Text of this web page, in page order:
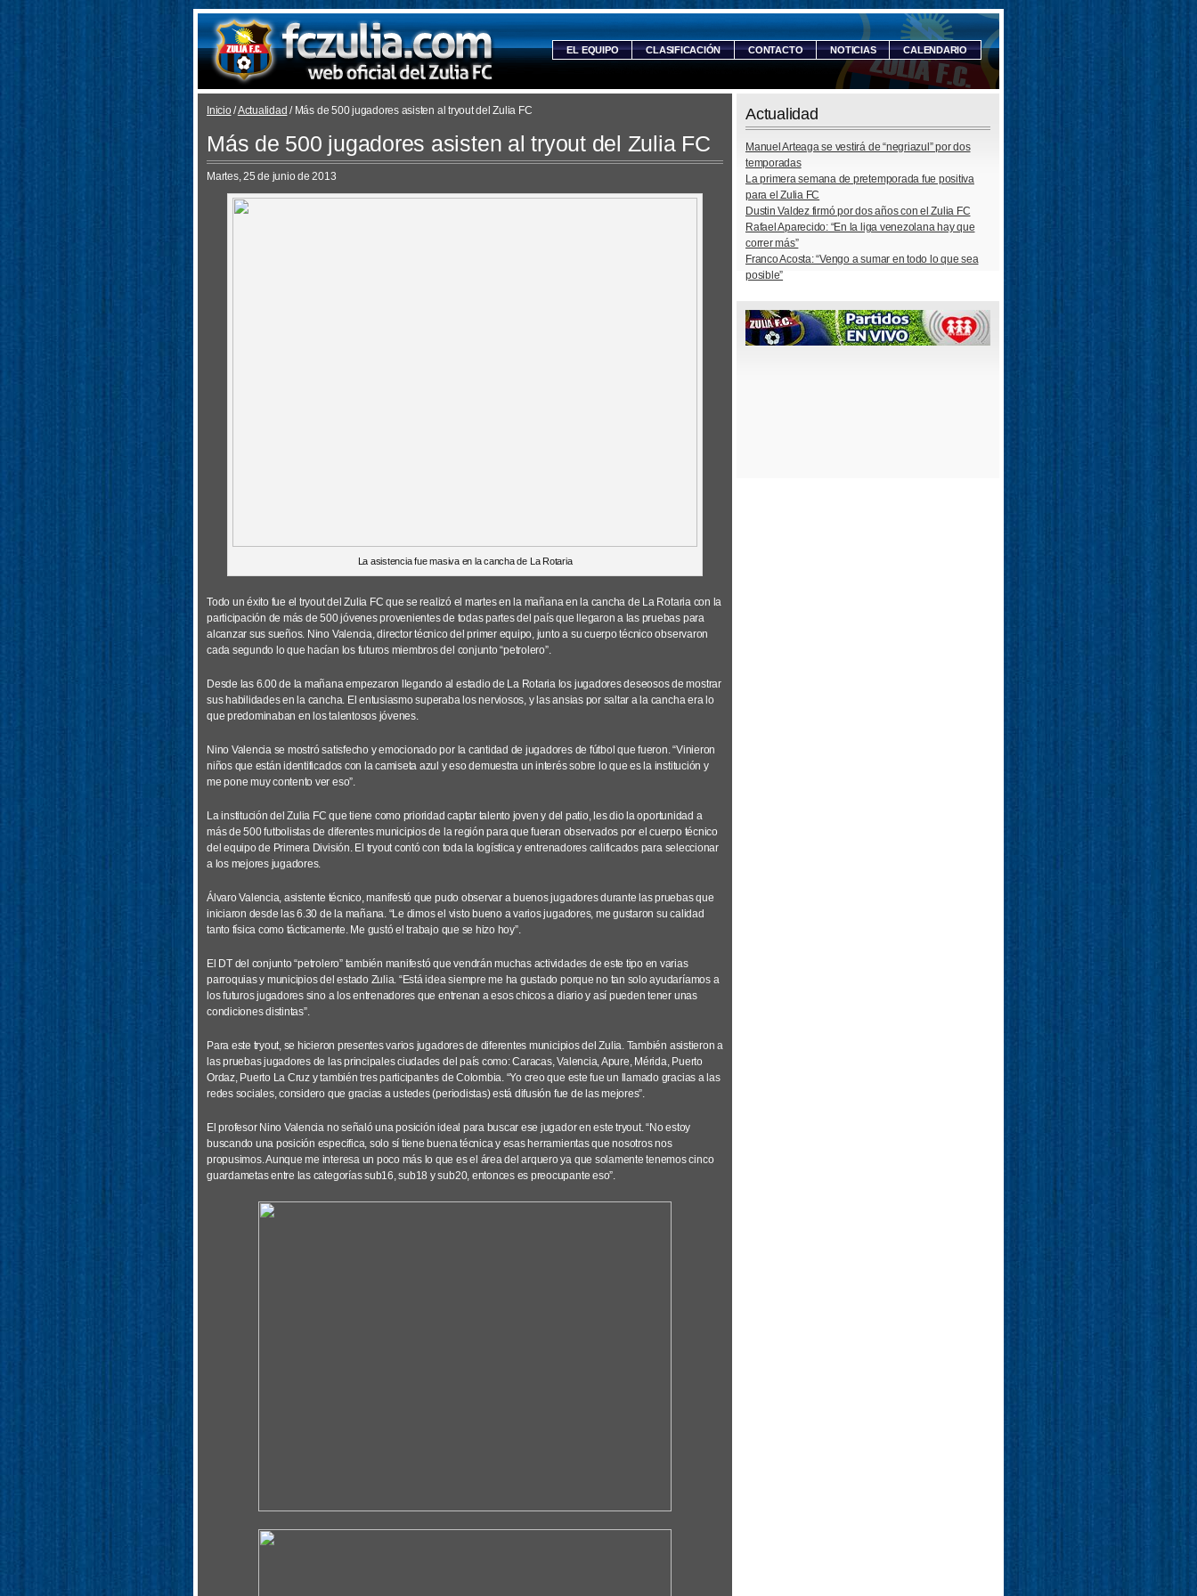
EL EQUIPO CLASIFICACIÓN CONTACTO NOTICIAS CALENDARIO
Inicio/Actualidad / Más de 500 jugadores asisten al tryout del Zulia FC
Más de 500 jugadores asisten al tryout del Zulia FC
Martes, 25 de junio de 2013
La asistencia fue masiva en la cancha de La Rotaria
Todo un éxito fue el tryout del Zulia FC que se realizó el martes en la mañana en la cancha de La Rotaria con la
participación de más de 500 jóvenes provenientes de todas partes del país que llegaron a las pruebas para
alcanzar sus sueños. Nino Valencia, director técnico del primer equipo, junto a su cuerpo técnico observaron
cada segundo lo que hacían los futuros miembros del conjunto “petrolero”.
Desde las 6.00 de la mañana empezaron llegando al estadio de La Rotaria los jugadores deseosos de mostrar
sus habilidades en la cancha. El entusiasmo superaba los nerviosos, y las ansias por saltar a la cancha era lo
que predominaban en los talentosos jóvenes.
Nino Valencia se mostró satisfecho y emocionado por la cantidad de jugadores de fútbol que fueron. “Vinieron
niños que están identificados con la camiseta azul y eso demuestra un interés sobre lo que es la institución y
me pone muy contento ver eso”.
La institución del Zulia FC que tiene como prioridad captar talento joven y del patio, les dio la oportunidad a
más de 500 futbolistas de diferentes municipios de la región para que fueran observados por el cuerpo técnico
del equipo de Primera División. El tryout contó con toda la logística y entrenadores calificados para seleccionar
a los mejores jugadores.
Álvaro Valencia, asistente técnico, manifestó que pudo observar a buenos jugadores durante las pruebas que
iniciaron desde las 6.30 de la mañana. “Le dimos el visto bueno a varios jugadores, me gustaron su calidad
tanto física como tácticamente. Me gustó el trabajo que se hizo hoy”.
El DT del conjunto “petrolero” también manifestó que vendrán muchas actividades de este tipo en varias
parroquias y municipios del estado Zulia. “Está idea siempre me ha gustado porque no tan solo ayudaríamos a
los futuros jugadores sino a los entrenadores que entrenan a esos chicos a diario y así pueden tener unas
condiciones distintas”.
Para este tryout, se hicieron presentes varios jugadores de diferentes municipios del Zulia. También asistieron a
las pruebas jugadores de las principales ciudades del país como: Caracas, Valencia, Apure, Mérida, Puerto
Ordaz, Puerto La Cruz y también tres participantes de Colombia. “Yo creo que este fue un llamado gracias a las
redes sociales, considero que gracias a ustedes (periodistas) está difusión fue de las mejores”.
El profesor Nino Valencia no señaló una posición ideal para buscar ese jugador en este tryout. “No estoy
buscando una posición especifica, solo sí tiene buena técnica y esas herramientas que nosotros nos
propusimos. Aunque me interesa un poco más lo que es el área del arquero ya que solamente tenemos cinco
guardametas entre las categorías sub16, sub18 y sub20, entonces es preocupante eso”.
Actualidad
Manuel Arteaga se vestirá de “negriazul” por dos
temporadas
La primera semana de pretemporada fue positiva
para el Zulia FC
Dustin Valdez firmó por dos años con el Zulia FC
Rafael Aparecido: “En la liga venezolana hay que
correr más”
Franco Acosta: “Vengo a sumar en todo lo que sea
posible”